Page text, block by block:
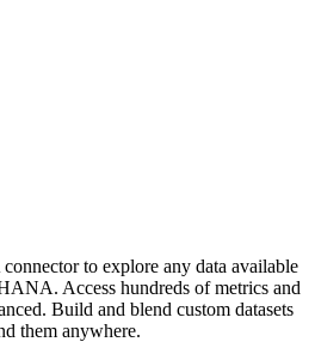
to explore any data available
Access hundreds of metrics and
Build and blend custom datasets
them anywhere.